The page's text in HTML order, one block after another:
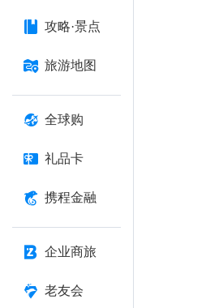
攻略·景点
旅游地图
全球购
礼品卡
携程金融
企业商旅
老友会